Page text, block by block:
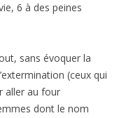
6 à des peines
sans évoquer la
(ceux qui
aller au four
dont le nom